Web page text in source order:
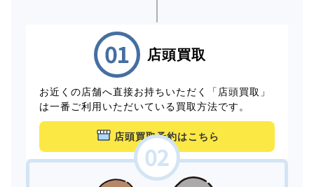
店頭買取
お近くの店舗へ直接お持ちいただく「店頭買取」
は一番ご利用いただいている買取方法です。
店頭買取予約はこちら